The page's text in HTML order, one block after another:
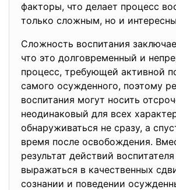
факторы, что делает процесс
только сложным, но и
Сложность воспитания
что это долговременный и
процесс, требующей активной
самого осужденного, поэтому
воспитания могут носить
неодинаковый для всех
обнаруживаться не сразу, а
время после освобождения.
результат действий
выражаться в качественных
сознании и поведении